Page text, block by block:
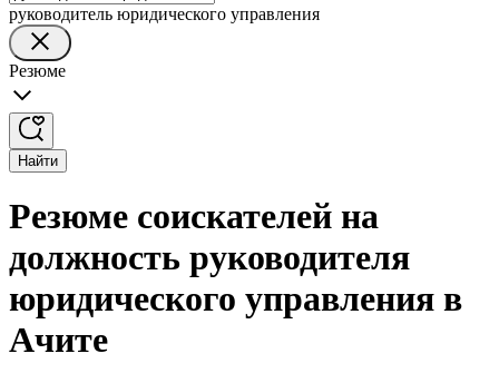
руководитель юридического управления
Резюме
Найти
Резюме соискателей на
должность руководителя
юридического управления в
Ачите